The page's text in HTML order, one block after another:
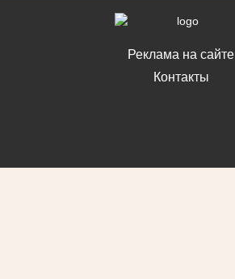
Реклама на сайте
Контакты